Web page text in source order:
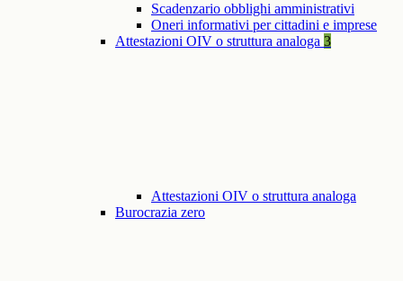
Scadenzario obblighi amministrativi
Oneri informativi per cittadini e imprese
Attestazioni OIV o struttura analoga 3
Attestazioni OIV o struttura analoga
Burocrazia zero